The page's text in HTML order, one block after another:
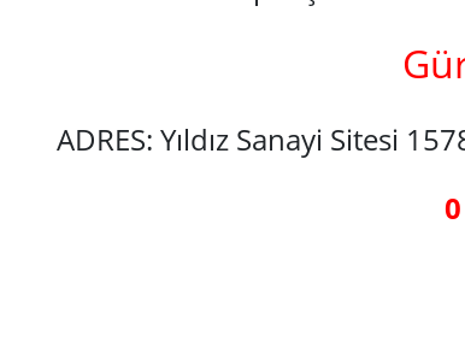
ADRES: Yıldız Sanayi Sitesi